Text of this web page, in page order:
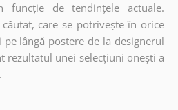
de tendințele actuale.
care se potrivește în orice
lângă postere de la designerul
rezultatul unei selecțiuni onești a